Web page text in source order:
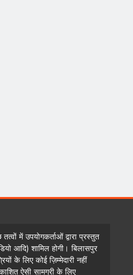
में उपयोगकर्ताओं द्वारा प्रस्तुत
आदि) शामिल होगी। बिलासपुर
के लिए कोई ज़िम्मेदारी नहीं
ऐसी सामग्री के लिए